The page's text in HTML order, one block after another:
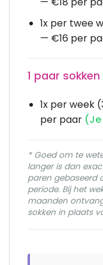
1x per twee
— €16 per
1 paar
1x per week
per paar
* Goed om te
langer is dan
paren gebaseerd
periode. Bij het
maanden
sokken in plaats